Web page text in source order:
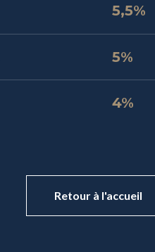
5,5%
5%
4%
Retour à l'accueil